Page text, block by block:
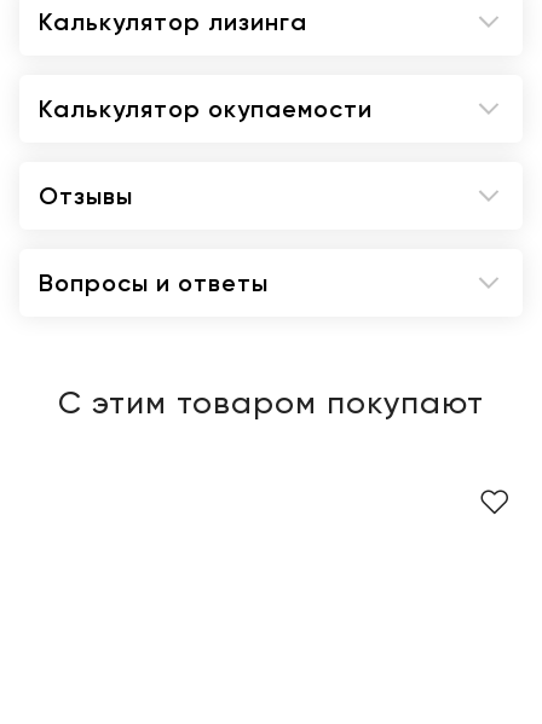
Калькулятор лизинга
Калькулятор окупаемости
Отзывы
Вопросы и ответы
С этим товаром покупают